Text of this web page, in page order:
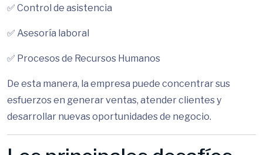
✅ Control de asistencia
✅ Asesoría laboral
✅ Procesos de Recursos Humanos
De esta manera, la empresa puede concentrar sus
esfuerzos en generar ventas, atender clientes y
desarrollar nuevas oportunidades de negocio.